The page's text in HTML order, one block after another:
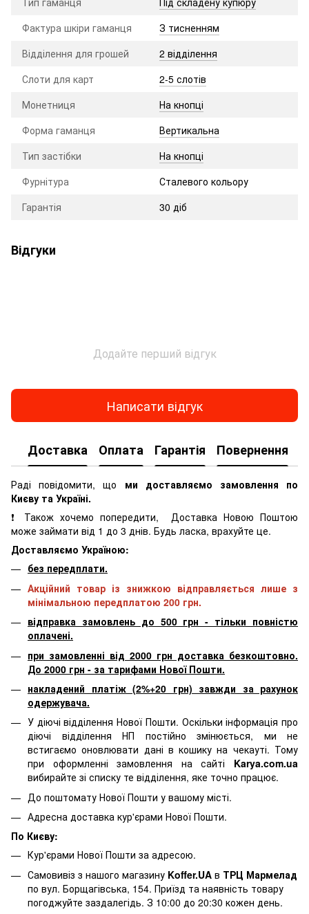
Фактура шкіри гаманця
З тисненням
Відділення для грошей
2 відділення
Слоти для карт
2-5 слотів
Монетниця
На кнопці
Форма гаманця
Вертикальна
Тип застібки
На кнопці
Фурнітура
Сталевого кольору
Гарантія
30 діб
Відгуки
Додайте перший відгук
Написати відгук
Доставка Оплата Гарантія Повернення
Раді повідомити, що ми доставляємо замовлення по
Києву та Україні.
❗ Також хочемо попередити, Доставка Новою Поштою
може займати від 1 до 3 днів. Будь ласка, врахуйте це.
Доставляємо Україною:
без передплати.
Акційний товар із знижкою відправляється лише з
мінімальною передплатою 200 грн.
відправка замовлень до 500 грн - тільки повністю
оплачені.
при замовленні від 2000 грн доставка безкоштовно.
До 2000 грн - за тарифами Нової Пошти.
накладений платіж (2%+20 грн) завжди за рахунок
одержувача.
У діючі відділення Нової Пошти. Оскільки інформація про
діючі відділення НП постійно змінюється, ми не
встигаємо оновлювати дані в кошику на чекауті. Тому
при оформленні замовлення на сайті Karya.com.ua
вибирайте зі списку те відділення, яке точно працює.
До поштомату Нової Пошти у вашому місті.
Адресна доставка кур'єрами Нової Пошти.
По Києву:
Кур'єрами Нової Пошти за адресою.
Самовивіз з нашого магазину Koffer.UA в ТРЦ Мармелад
по вул. Борщагівська, 154. Приїзд та наявність товару
погоджуйте заздалегідь. З 10:00 до 20:30 кожен день.